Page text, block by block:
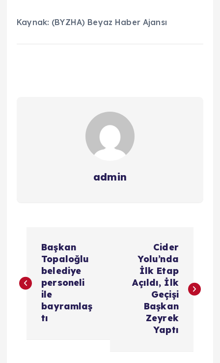
Kaynak: (BYZHA) Beyaz Haber Ajansı
admin
z
Başkan
Topaloğlu
belediye
personeli
ile
bayramlaş
tı
Cider
Yolu’nda
İlk Etap
Açıldı, İlk
Geçişi
Başkan
Zeyrek
Yaptı